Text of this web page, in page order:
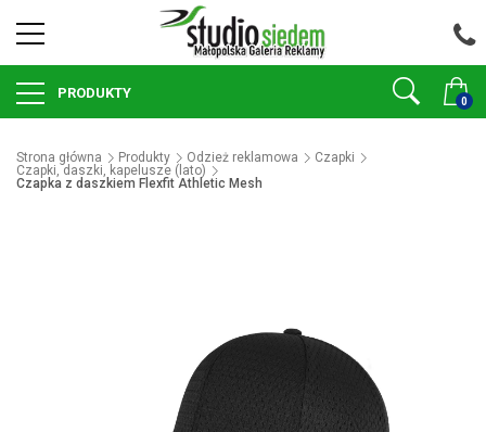
0
PRODUKTY
Strona główna Produkty Odzież reklamowa
Czapki
Czapki, daszki, kapelusze (lato)
Czapka z daszkiem Flexfit Athletic Mesh